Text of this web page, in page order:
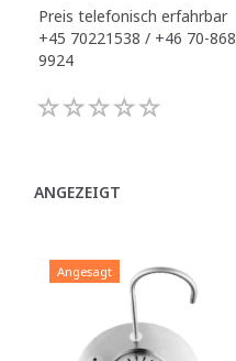
Preis telefonisch erfahrbar
+45 70221538 / +46 70-868
9924
ANGEZEIGT
Angesagt